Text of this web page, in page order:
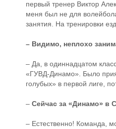
первый тренер Виктор
меня был не для
занятия. На тренировки
– Видимо, неплохо
– Да, в одиннадцатом
«ГУВД-Динамо». Было
голубых» в первой лиге,
– Сейчас за «Динамо» в
– Естественно! Команда,